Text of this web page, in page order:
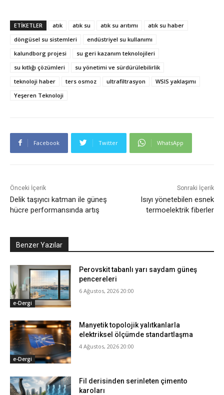
ETIKETLER atık atık su atık su arıtımı
atık su haber
döngüsel su sistemleri
endüstriyel su kullanımı
kalundborg projesi
su geri kazanım teknolojileri
su kıtlığı çözümleri
su yönetimi ve sürdürülebilirlik
teknoloji haber
ters osmoz ultrafiltrasyon
WSIS yaklaşımı
Yeşeren Teknoloji
Facebook Twitter WhatsApp
Önceki İçerik
Delik taşıyıcı katman ile güneş
hücre performansında artış
Sonraki İçerik
Isıyı yönetebilen esnek
termoelektrik fiberler
Benzer Yazılar
e-Dergi
Perovskit tabanlı yarı saydam güneş
pencereleri
6 Ağustos, 2026 20:00
e-Dergi
Manyetik topolojik yalıtkanlarla
elektriksel ölçümde standartlaşma
4 Ağustos, 2026 20:00
Fil derisinden serinleten çimento
karoları